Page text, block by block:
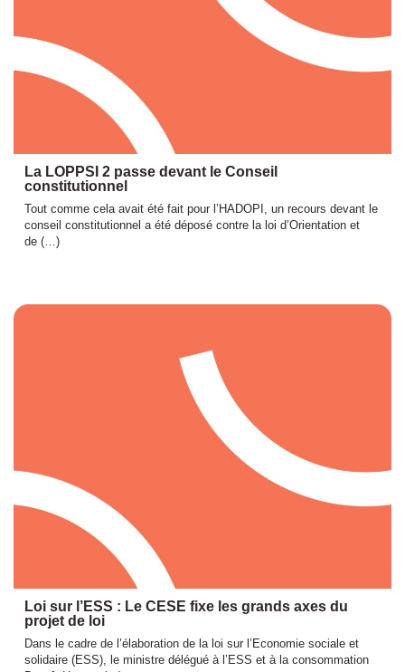
La LOPPSI 2 passe devant le Conseil
constitutionnel
Tout comme cela avait été fait pour l’HADOPI, un recours devant le
conseil constitutionnel a été déposé contre la loi d’Orientation et
de (…)
Loi sur l’ESS : Le CESE fixe les grands axes du
projet de loi
Dans le cadre de l’élaboration de la loi sur l’Economie sociale et
solidaire (ESS), le ministre délégué à l’ESS et à la consommation